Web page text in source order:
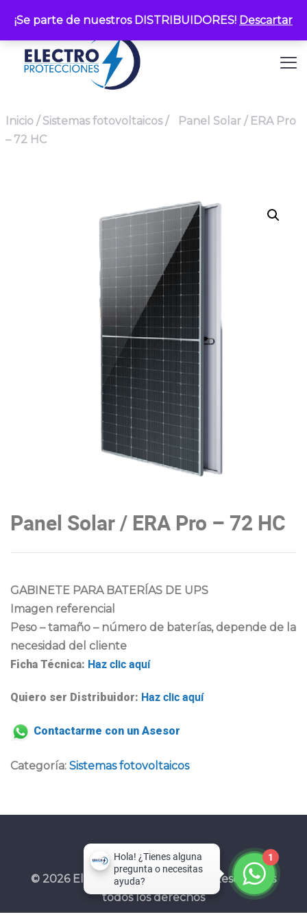
¡Se parte de nuestros DISTRIBUIDORES! Descartar
Inicio / Sistemas fotovoltaicos/
Panel Solar / ERA Pro
– 72 HC
Panel Solar / ERA Pro – 72 HC
GABINETE PARA BATERÍAS DE UPS
Imagen referencial
Peso – tamaño – número de baterías, depende de la
necesidad del cliente
Ficha Técnica: Haz clic aquí
Quiero ser Distribuidor: Haz clic aquí
Contactarme con un Asesor
Categoría: Sistemas fotovoltaicos
© 2026 Electroprotecciones SAS. Reservados
todos los derechos
1